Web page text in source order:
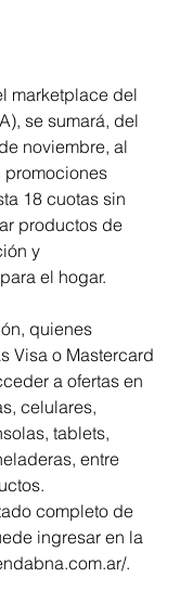
marketplace del
se sumará, del
noviembre, al
promociones
18 cuotas sin
productos de
y
el hogar.
quienes
Visa o Mastercard
a ofertas en
celulares,
tablets,
entre
completo de
ingresar en la
.